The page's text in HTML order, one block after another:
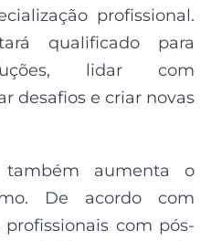
profissional.
qualificado para
lidar com
desafios e criar novas
aumenta o
De acordo com
profissionais com pós-